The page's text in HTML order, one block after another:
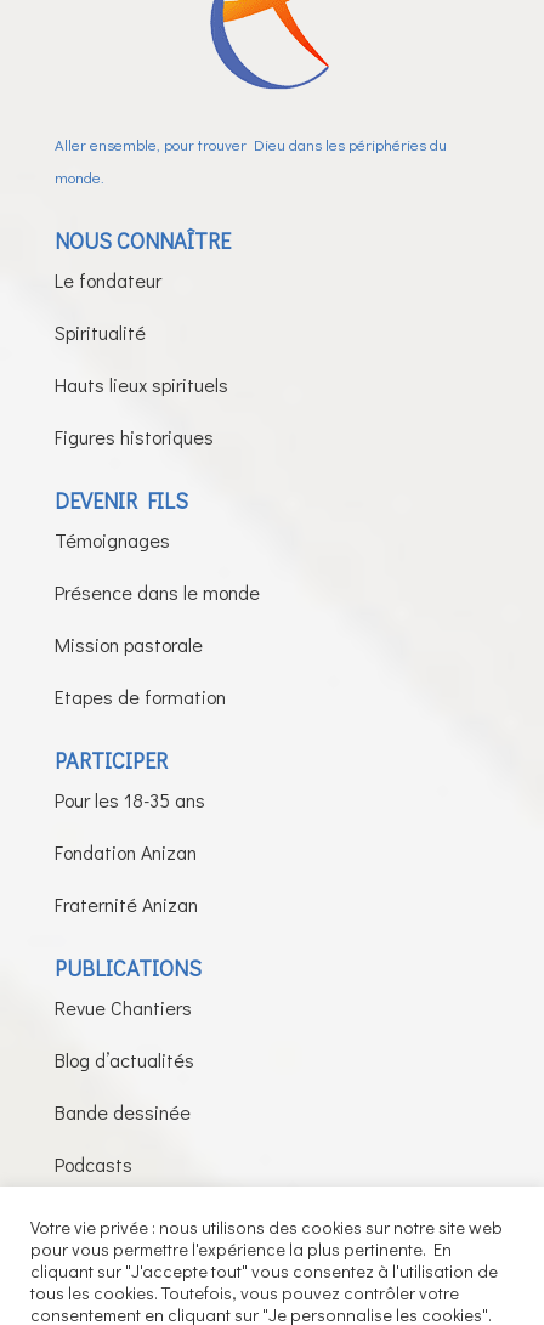
Aller ensemble, pour trouver Dieu dans les périphéries du
monde.
NOUS CONNAÎTRE
Le fondateur
Spiritualité
Hauts lieux spirituels
Figures historiques
DEVENIR FILS
Témoignages
Présence dans le monde
Mission pastorale
Etapes de formation
PARTICIPER
Pour les 18-35 ans
Fondation Anizan
Fraternité Anizan
PUBLICATIONS
Revue Chantiers
Blog d’actualités
Bande dessinée
Podcasts
Fils de la Charité © 2026 – Tous droits réservés –
Mentions légales
Votre vie privée : nous utilisons des cookies sur notre site web
pour vous permettre l'expérience la plus pertinente. En
cliquant sur "J'accepte tout" vous consentez à l'utilisation de
tous les cookies. Toutefois, vous pouvez contrôler votre
consentement en cliquant sur "Je personnalise les cookies".